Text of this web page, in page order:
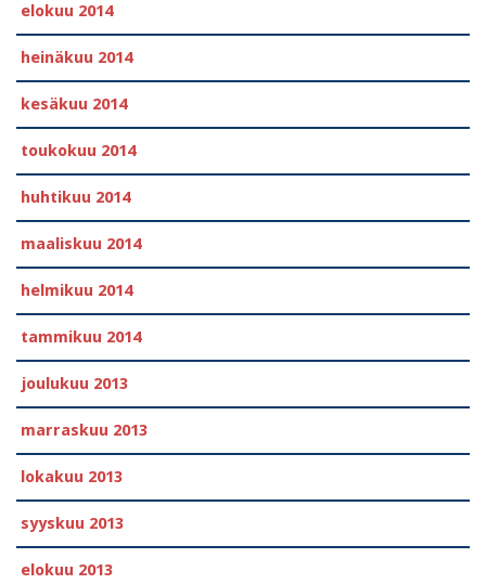
elokuu 2014
heinäkuu 2014
kesäkuu 2014
toukokuu 2014
huhtikuu 2014
maaliskuu 2014
helmikuu 2014
tammikuu 2014
joulukuu 2013
marraskuu 2013
lokakuu 2013
syyskuu 2013
elokuu 2013